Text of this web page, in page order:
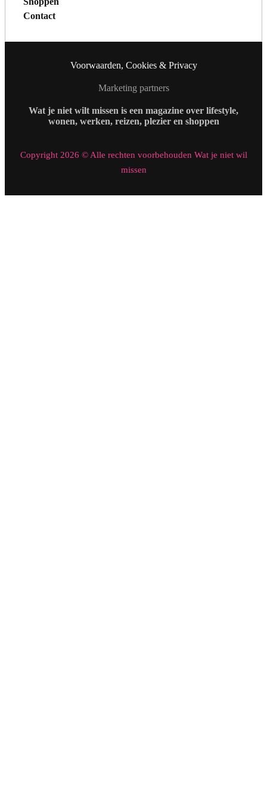
Contact
Voorwaarden, Cookies & Privacy
Marketing partners
Wat je niet wilt missen is een magazine over lifestyle,
wonen, werken, reizen, plezier en shoppen
Copyright 2026 © Alle rechten voorbehouden Wat je niet wil
missen